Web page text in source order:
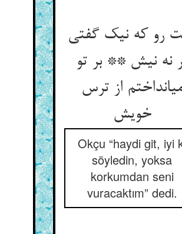
رو که نیک گفتی
نه نیش ** بر تو
از ترس
خویش‏
Okçu “haydi git, iyi
söyledin, yoksa
korkumdan seni
vuracaktım” dedi.